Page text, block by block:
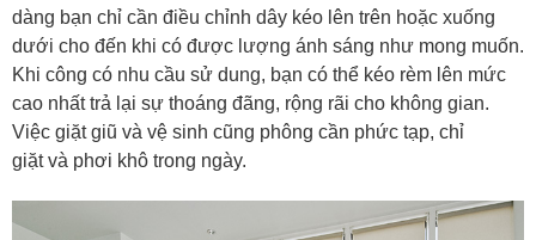
dàng bạn chỉ cần điều chỉnh dây kéo lên trên hoặc xuống
dưới cho đến khi có được lượng ánh sáng như mong muốn.
Khi công có nhu cầu sử dung, bạn có thể kéo rèm lên mức
cao nhất trả lại sự thoáng đãng, rộng rãi cho không gian.
Việc giặt giũ và vệ sinh cũng phông cần phức tạp, chỉ
giặt và phơi khô trong ngày.